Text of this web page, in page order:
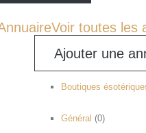
Voir toutes les
Ajouter une
Boutiques
Général (0)